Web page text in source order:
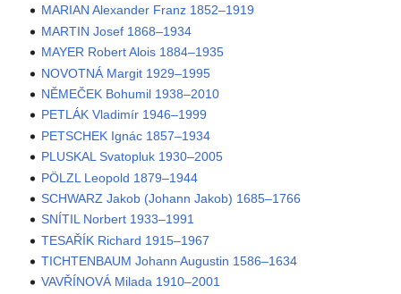
MARIAN Alexander Franz 1852–1919
MARTIN Josef 1868–1934
MAYER Robert Alois 1884–1935
NOVOTNÁ Margit 1929–1995
NĚMEČEK Bohumil 1938–2010
PETLÁK Vladimír 1946–1999
PETSCHEK Ignác 1857–1934
PLUSKAL Svatopluk 1930–2005
PÖLZL Leopold 1879–1944
SCHWARZ Jakob (Johann Jakob) 1685–1766
SNÍTIL Norbert 1933–1991
TESAŘÍK Richard 1915–1967
TICHTENBAUM Johann Augustin 1586–1634
VAVŘÍNOVÁ Milada 1910–2001